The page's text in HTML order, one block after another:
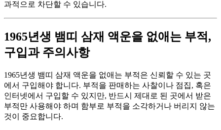
과적으로 차단할 수 있습니다.
1965년생 뱀띠 삼재 액운을 없애는 부적,
구입과 주의사항
1965년생 뱀띠 삼재 액운을 없애는 부적은 신뢰할 수 있는 곳
에서 구입해야 합니다. 부적을 판매하는 사찰이나 점집, 혹은
인터넷에서 구입할 수 있지만, 반드시 제대로 된 곳에서 받은
부적만 사용해야 하며 함부로 부적을 소각하거나 버리지 않는
것이 중요합니다.